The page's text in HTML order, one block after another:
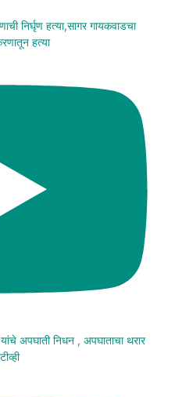
निर्घृण हत्या,सागर गायकवाडचा
हत्या
अपघाती निधन , अपघाताचा थरार